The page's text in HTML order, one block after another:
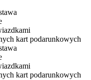
kart podarunkowych
kart podarunkowych